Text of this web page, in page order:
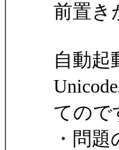
前置き
自動起
てので
・問